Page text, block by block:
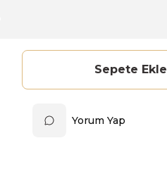
Sepete Ekle
Yorum Yap